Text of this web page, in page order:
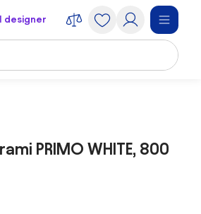
designer
PRIMO WHITE, 800